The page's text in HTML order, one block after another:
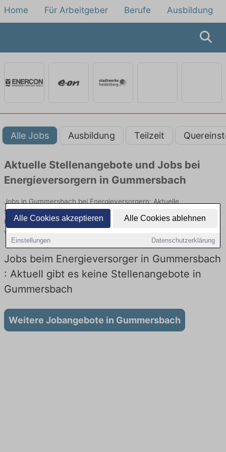
Alle Cookies akzeptieren Alle Cookies ablehnen
Einstellungen Datenschutzerklärung
Home Für Arbeitgeber Berufe Ausbildung
Alle Jobs Ausbildung Teilzeit
Aktuelle Stellenangebote und Jobs bei
Energieversorgern in Gummersbach
Jobs in Gummersbach bei Energieversorgern: Aktuelle
Stellenangebote in Energieversorgung, Netzbetrieb und
Kundenservice. Jetzt Berufe und Einstiegsmöglichkeiten
vergleichen.
Jobs beim Energieversorger in Gummersbach
: Aktuell gibt es keine Stellenangebote in
Gummersbach
Weitere Jobangebote in Gummersbach